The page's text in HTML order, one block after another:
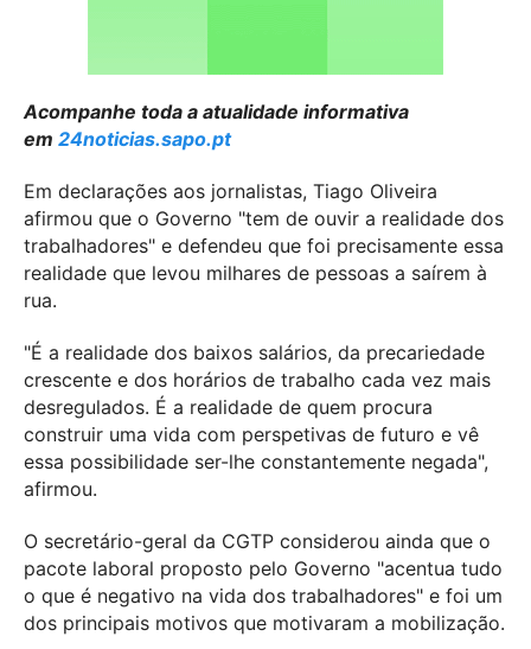
Acompanhe toda a atualidade informativa
em 24noticias.sapo.pt
Em declarações aos jornalistas, Tiago Oliveira
afirmou que o Governo "tem de ouvir a realidade dos
trabalhadores" e defendeu que foi precisamente essa
realidade que levou milhares de pessoas a saírem à
rua.
"É a realidade dos baixos salários, da precariedade
crescente e dos horários de trabalho cada vez mais
desregulados. É a realidade de quem procura
construir uma vida com perspetivas de futuro e vê
essa possibilidade ser-lhe constantemente negada",
afirmou.
O secretário-geral da CGTP considerou ainda que o
pacote laboral proposto pelo Governo "acentua tudo
o que é negativo na vida dos trabalhadores" e foi um
dos principais motivos que motivaram a mobilização.